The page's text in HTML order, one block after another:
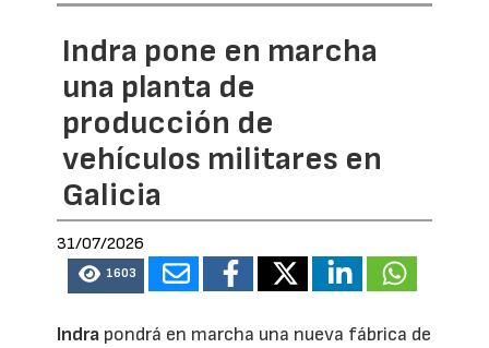
Indra pone en marcha
una planta de
producción de
vehículos militares en
Galicia
31/07/2026
1603
Indra pondrá en marcha una nueva fábrica de